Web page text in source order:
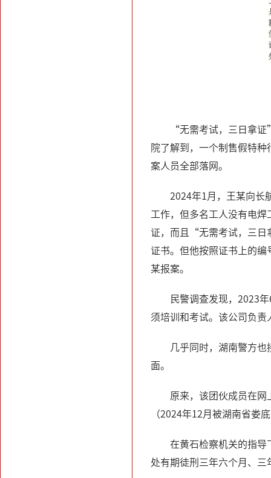
“无需考试，三日拿
院了解到，一个制售假特
案人员全部落网。
2024年1月，王某向长
工作，但多名工人没有电
证，而且“无需考试，三日
证书。但他按照证书上的编
某报案。
民警调查发现，2023
须培训和考试。该公司负责
几乎同时，湖南警方
面。
原来，该团伙成员在
（2024年12月被湖南省娄
在黄石检察机关的指导
处有期徒刑三年六个月、